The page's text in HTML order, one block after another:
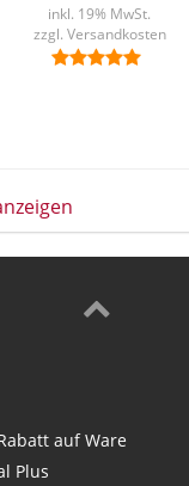
auf Ware
Plus